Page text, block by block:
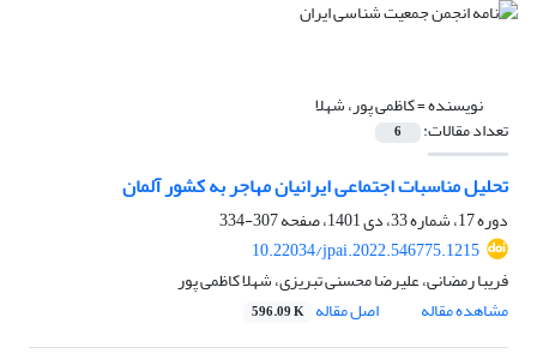
نویسنده =کاظمی پور، شهلا
تعداد مقالات: 6
تحلیل مناسبات اجتماعی ایرانیان مهاجر به کشور آلمان
دوره 17، شماره 33، دی 1401، صفحه
307-334
10.22034/jpai.2022.546775.1215
فریبا رمضانی، علیرضا محسنی تبریزی، شهلا کاظمی پور
مشاهده مقاله
اصل مقاله 596.09 K